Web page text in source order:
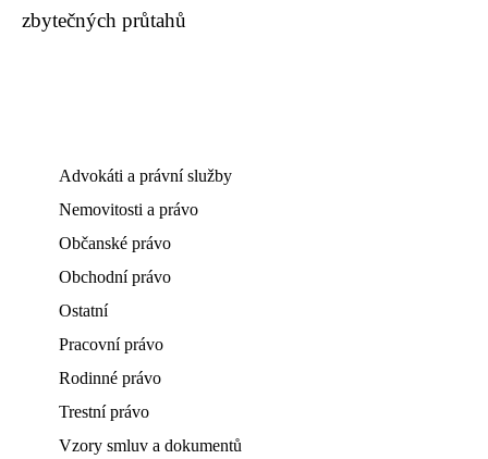
zbytečných průtahů
Advokáti a právní služby
Nemovitosti a právo
Občanské právo
Obchodní právo
Ostatní
Pracovní právo
Rodinné právo
Trestní právo
Vzory smluv a dokumentů